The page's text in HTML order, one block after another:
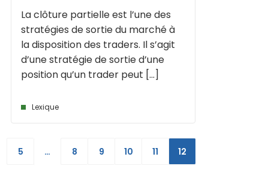
La clôture partielle est l’une des
stratégies de sortie du marché à
la disposition des traders. Il s’agit
d’une stratégie de sortie d’une
position qu’un trader peut [...]
Lexique
5 … 8 9 10 11 12